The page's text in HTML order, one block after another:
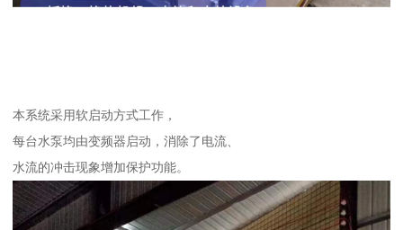
本系统采用软启动方式工作，
每台水泵均由变频器启动，消除了电流、
水流的冲击现象增加保护功能。